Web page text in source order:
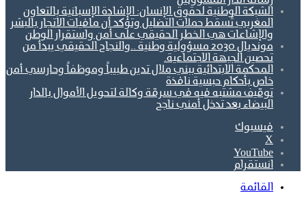
الشبكة الوطنية لحقوق الإنسان: الإشادة الإسبانية بالتعاون
المغربي تُسقط حملات التضليل وتؤكد أن مافيات الاتجار بالبشر
والإشاعات هي الخطر الحقيقي على أمن واستقرار الوطن
مونديال 2030 مسؤولية وطنية ..والنجاح الحقيقي يبدأ من
تحصين الجبهة الاجتماعية.
المحكمة الابتدائية ببني ملال تدين طبيباً وموظفاً وحارسي أمن
خاص بأحكام حبسية نافذة
توقيف مشتبه فيه في سرقة وكالة لتحويل الأموال بالدار
البيضاء بعد تدخل أمني ناجح
فيسبوك
‫X
‫YouTube
انستقرام
القائمة